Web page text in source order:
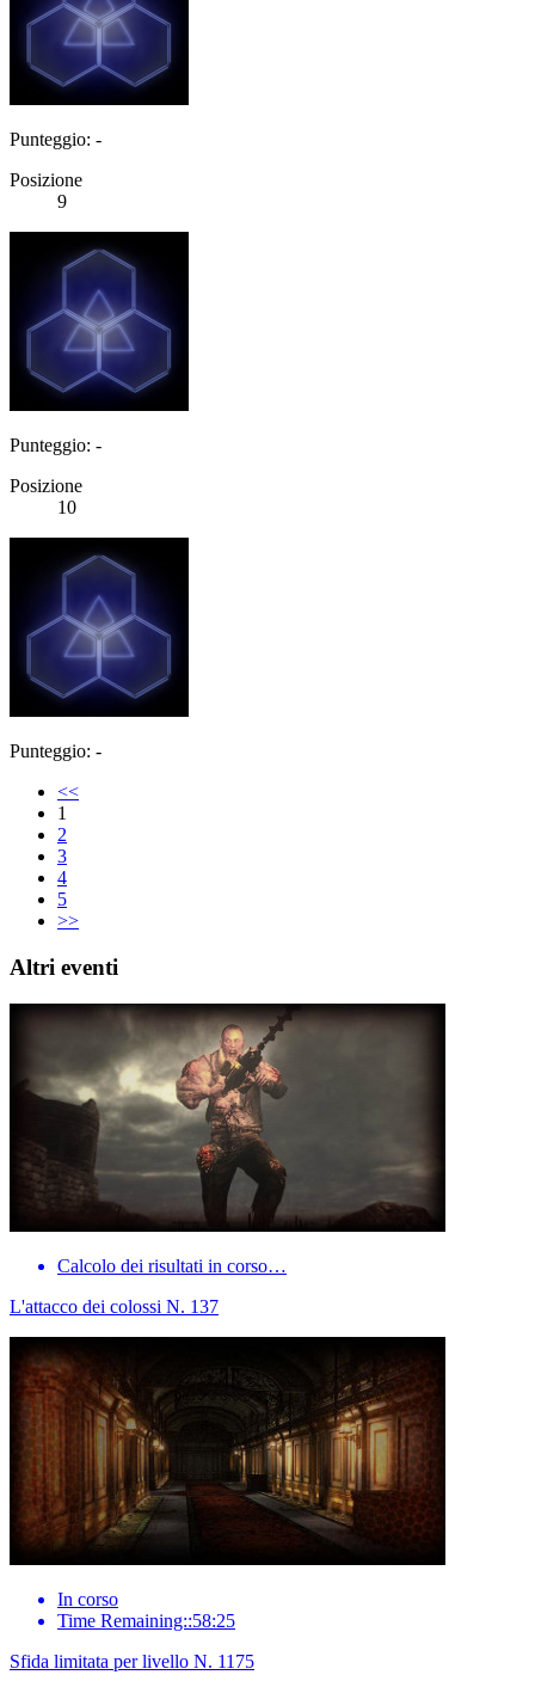
Punteggio: -
Posizione
9
Punteggio: -
Posizione
10
Punteggio: -
<<
1
2
3
4
5
>>
Altri eventi
Calcolo dei risultati in corso…
L'attacco dei colossi N. 137
In corso
Time Remaining::58:25
Sfida limitata per livello N. 1175